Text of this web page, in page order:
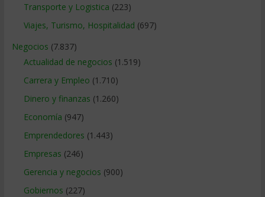
Transporte y Logistica (223)
Viajes, Turismo, Hospitalidad (697)
Negocios (7.837)
Actualidad de negocios (1.519)
Carrera y Empleo (1.710)
Dinero y finanzas (1.260)
Economía (947)
Emprendedores (1.443)
Empresas (246)
Gerencia y negocios (900)
Gobiernos (227)